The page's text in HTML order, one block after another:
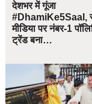
देशभर में गूंजा
#DhamiKe5Saal,
मीडिया पर नंबर-1
ट्रेंड बना…